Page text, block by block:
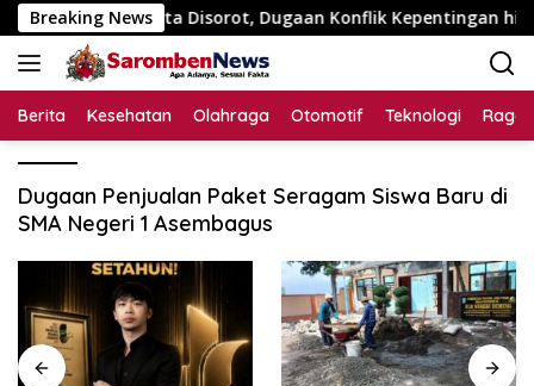
Langsung
ke
konten
Breaking News
Rp195 Juta Disorot, Dugaan Konflik Kepentingan hingga
Berita Kesehatan Olahraga Otomotif Teknologi
Dugaan Penjualan Paket Seragam Siswa Baru di
SMA Negeri 1 Asembagus